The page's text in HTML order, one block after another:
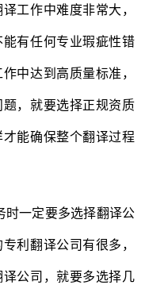
工作中难度非常大，
有任何专业瑕疵性错
中达到高质量标准，
，就要选择正规资质
能确保整个翻译过程
一定要多选择翻译公
利翻译公司有很多，
公司，就要多选择几